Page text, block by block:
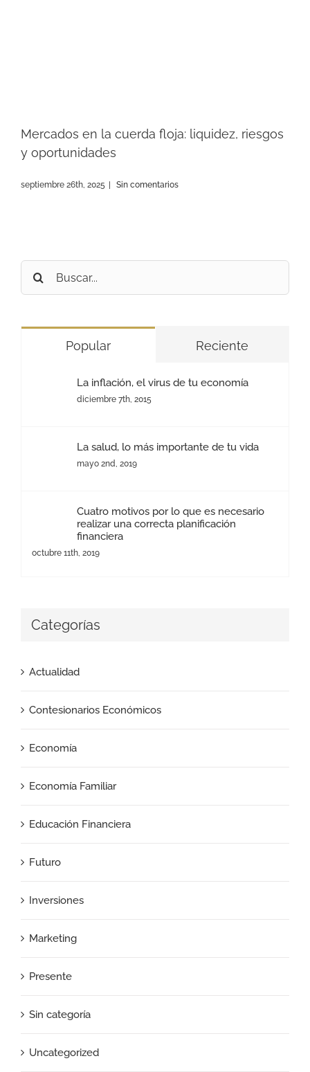
Mercados en la cuerda floja: liquidez, riesgos
y oportunidades
septiembre 26th, 2025 Sin comentarios
Buscar:
Popular Reciente
La inflación, el virus de tu economía
diciembre 7th, 2015
La salud, lo más importante de tu vida
mayo 2nd, 2019
Cuatro motivos por lo que es necesario
realizar una correcta planificación
financiera
octubre 11th, 2019
Categorías
Actualidad
Contesionarios Económicos
Economía
Economía Familiar
Educación Financiera
Futuro
Inversiones
Marketing
Presente
Sin categoría
Uncategorized